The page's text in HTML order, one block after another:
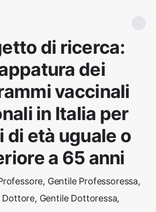
di ricerca:
dei
vaccinali
in Italia per
di età uguale o
a 65 anni
Gentile Professoressa,
Dottore, Gentile Dottoressa,